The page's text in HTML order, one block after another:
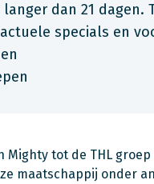
dan 21 dagen.
specials en
Mighty tot de THL
maatschappij onder